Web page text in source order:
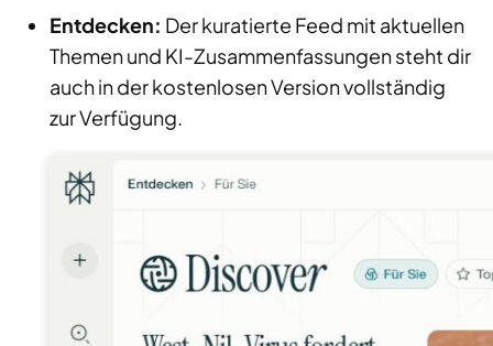
Entdecken: Der kuratierte Feed mit aktuellen
Themen und KI-Zusammenfassungen steht dir
auch in der kostenlosen Version vollständig
zur Verfügung.